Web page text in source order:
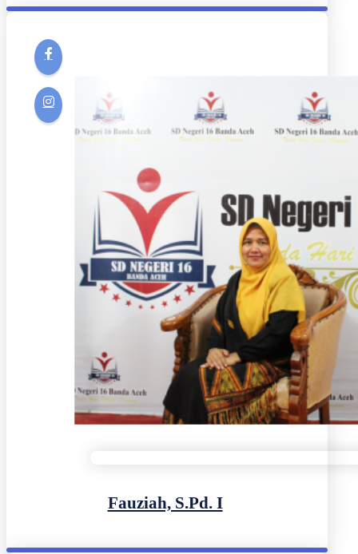
Fauziah, S.Pd. I